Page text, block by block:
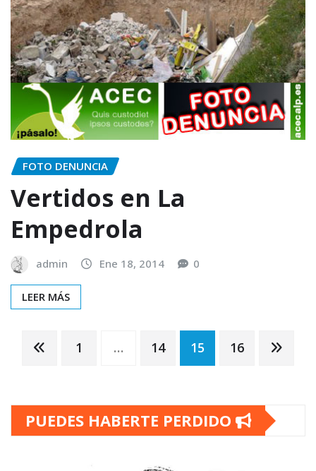
FOTO DENUNCIA
Vertidos en La
Empedrola
admin Ene 18, 2014 0
LEER MÁS
Paginación
entradas
1 … 14 15 16
PUEDES HABERTE PERDIDO